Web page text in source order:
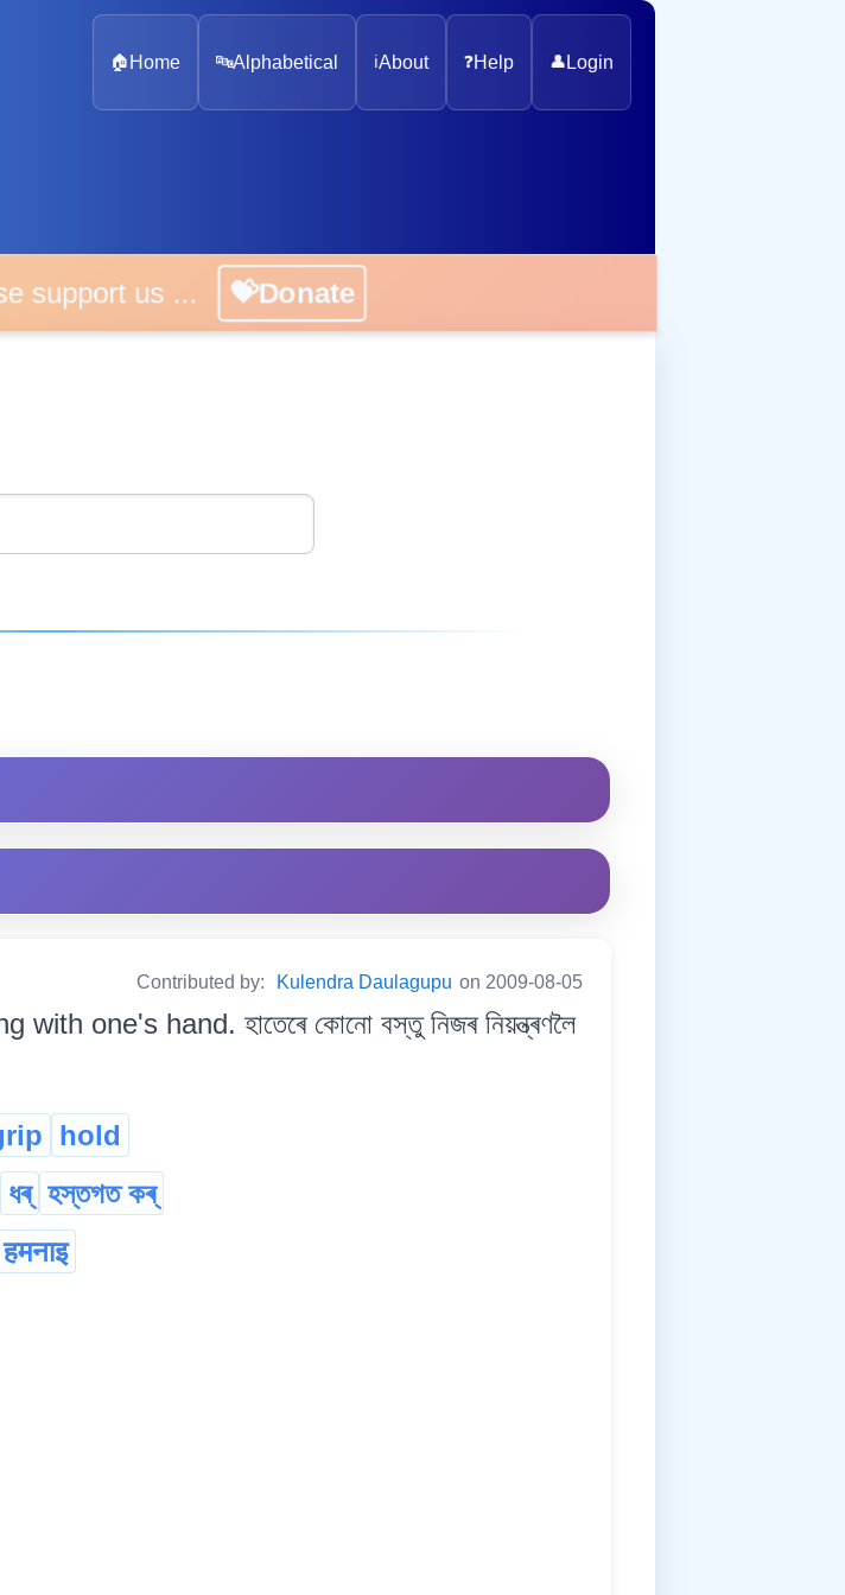
🏠 Home 🔤Alphabetical ℹ️About ❓Help 👤 Login
support us ... 💝Donate
Contributed by: Kulendra Daulagupu on 2009-08-05
one's hand. হাতেৰে কোনো বস্তু নিজৰ নিয়ন্ত্ৰণলৈ
hold
ধৰ্ হস্তগত কৰ্
हमनाइ